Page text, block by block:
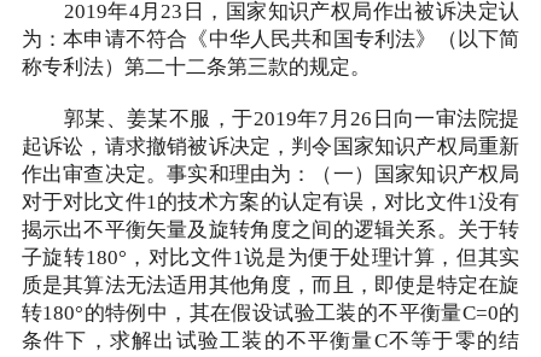
2019年4月23日，国家知识产权局作出被诉决定认
为：本申请不符合《中华人民共和国专利法》（以下简
称专利法）第二十二条第三款的规定。
郭某、姜某不服，于2019年7月26日向一审法院提
起诉讼，请求撤销被诉决定，判令国家知识产权局重新
作出审查决定。事实和理由为：（一）国家知识产权局
对于对比文件1的技术方案的认定有误，对比文件1没有
揭示出不平衡矢量及旋转角度之间的逻辑关系。关于转
子旋转180°，对比文件1说是为便于处理计算，但其实
质是其算法无法适用其他角度，而且，即使是特定在旋
转180°的特例中，其在假设试验工装的不平衡量C=0的
条件下，求解出试验工装的不平衡量C不等于零的结